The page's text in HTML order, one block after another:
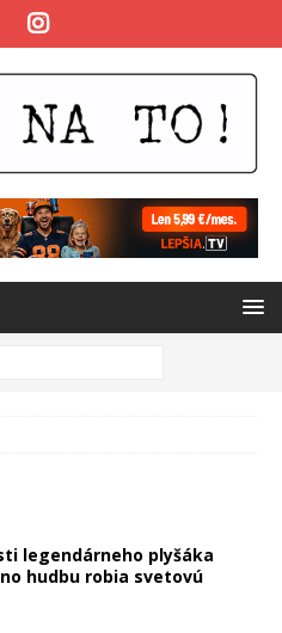
legendárneho plyšáka
hudbu robia svetovú